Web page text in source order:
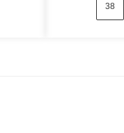
38